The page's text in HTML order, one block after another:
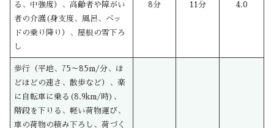
る、中強度）、高齢者や障がい
者の介護(身支度、風呂、ベッ
ドの乗り降り）、屋根の雪下ろ
し
8分 11分 4.0
歩行（平地、75～85m/分、ほ
どほどの速さ、散歩など）、楽
に自転車に乗る(8.9km/時)、
階段を下りる、軽い荷物運び、
車の荷物の積み下ろし、荷づく